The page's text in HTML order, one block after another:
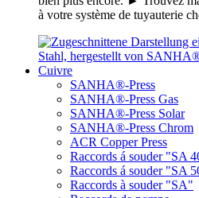
à votre système de tuyauterie
Cuivre
SANHA®-Press
SANHA®-Press Gas
SANHA®-Press Solar
SANHA®-Press Chrom
ACR Copper Press
Raccords á souder "SA
Raccords á souder "SA
Raccords à souder "SA"